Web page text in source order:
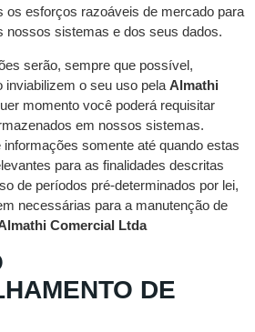
os esforços razoáveis de mercado para
nossos sistemas e dos seus dados.
serão, sempre que possível,
inviabilizem o seu uso pela Almathi
momento você poderá requisitar
em nossos sistemas.
somente até quando estas
para as finalidades descritas
de períodos pré-determinados por lei,
necessárias para a manutenção de
Comercial Ltda
DE